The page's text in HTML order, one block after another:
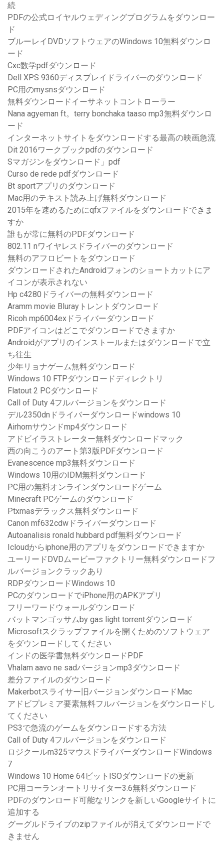
続
PDFの公式ロイヤルウェディングプログラムをダウンロー
ド
ブルーレイDVDソフトウェアのWindows 10無料ダウンロ
ード
Cxc数学pdfダウンロード
Dell XPS 9360ディスプレイドライバーのダウンロード
PC用のmysnsダウンロード
無料ダウンロードイーサネットコントローラー
Nana agyeman ft。terry bonchaka taaso mp3無料ダウンロ
ード
インターネットサイトをダウンロードする最高の映画急流
Dit 2016ワークブックpdfのダウンロード
Sマガジンをダウンロード」pdf
Curso de rede pdfダウンロード
Bt sportアプリのダウンロード
Mac用のテキスト読み上げ無料ダウンロード
2015年を速めるためにqfxファイルをダウンロードできま
すか
誰もが常に無料のPDFダウンロード
802.11 nワイヤレスドライバーのダウンロード
無料のアフロビートをダウンロード
ダウンロードされたAndroidフォンのショートカットにア
イコンが表示されない
Hp c4280ドライバーの無料ダウンロード
Aramm movie Blurayトレントダウンロード
Ricoh mp6004exドライバーダウンロード
PDFアイコンはどこでダウンロードできますか
Androidがアプリのインストールまたはダウンロードで立
ち往生
少年リョナゲーム無料ダウンロード
Windows 10 FTPダウンロードディレクトリ
Flatout 2 PCダウンロード
Call of Duty 4フルバージョンをダウンロード
デル2350dnドライバーダウンロードwindows 10
Airhornサウンドmp4ダウンロード
アドビイラストレーター無料ダウンロードマック
西の向こうのアート第3版PDFダウンロード
Evanescence mp3無料ダウンロード
Windows 10用のIDM無料ダウンロード
PC用の無料オンラインダウンロードゲーム
Minecraft PCゲームのダウンロード
Ptxmasデラックス無料ダウンロード
Canon mf632cdwドライバーダウンロード
Autoanalisis ronald hubbard pdf無料ダウンロード
Icloudからiphone用のアプリをダウンロードできますか
ユーリードDVDムービーファクトリー無料ダウンロードフ
ルバージョンクラックあり
RDPダウンロードWindows 10
PCのダウンロードでiPhone用のAPKアプリ
フリーワードウォールダウンロード
バットマンゴッサムby gas light torrentダウンロード
Microsoftスクラップファイルを開くためのソフトウェア
をダウンロードしてください
インドの医学書無料ダウンロードPDF
Vhalam aavo ne sadバージョンmp3ダウンロード
差分ファイルのダウンロード
Makerbotスライサー旧バージョンダウンロードMac
アドビプレミア要素無料フルバージョンをダウンロードし
てください
PS3で急流のゲームをダウンロードする方法
Call of Duty 4フルバージョンをダウンロード
ロジクールm325マウスドライバーダウンロードWindows
7
Windows 10 Home 64ビットISOダウンロードの更新
PC用コーランオートリサイター3.6無料ダウンロード
PDFのダウンロード可能なリンクを新しいGoogleサイトに
追加する
グーグルドライブのzipファイルが消えてダウンロードで
きません